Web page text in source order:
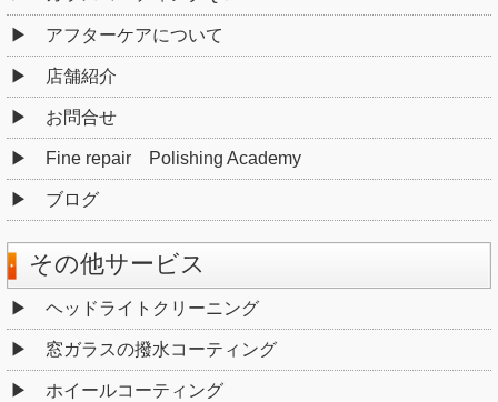
アフターケアについて
店舗紹介
お問合せ
Fine repair Polishing Academy
ブログ
その他サービス
ヘッドライトクリーニング
窓ガラスの撥水コーティング
ホイールコーティング